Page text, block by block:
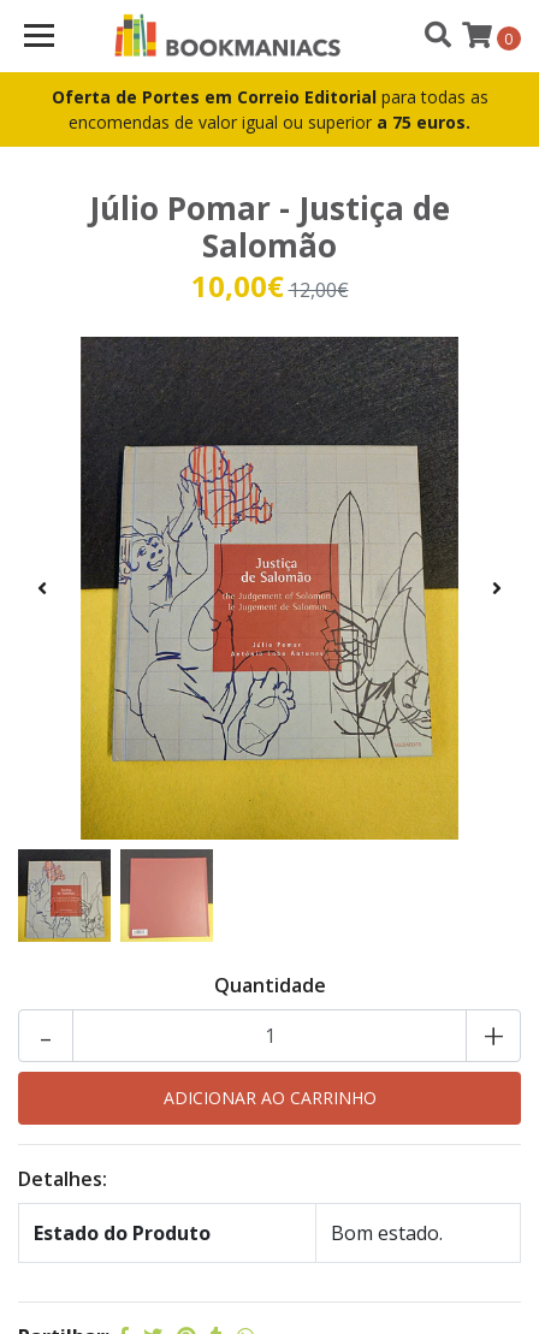
Oferta de Portes em Correio Editorial para todas as
encomendas de valor igual ou superior a 75 euros.
0
Júlio Pomar - Justiça de
Salomão
10,00€12,00€
Quantidade
+
-
Detalhes:
Estado do Produto Bom estado.